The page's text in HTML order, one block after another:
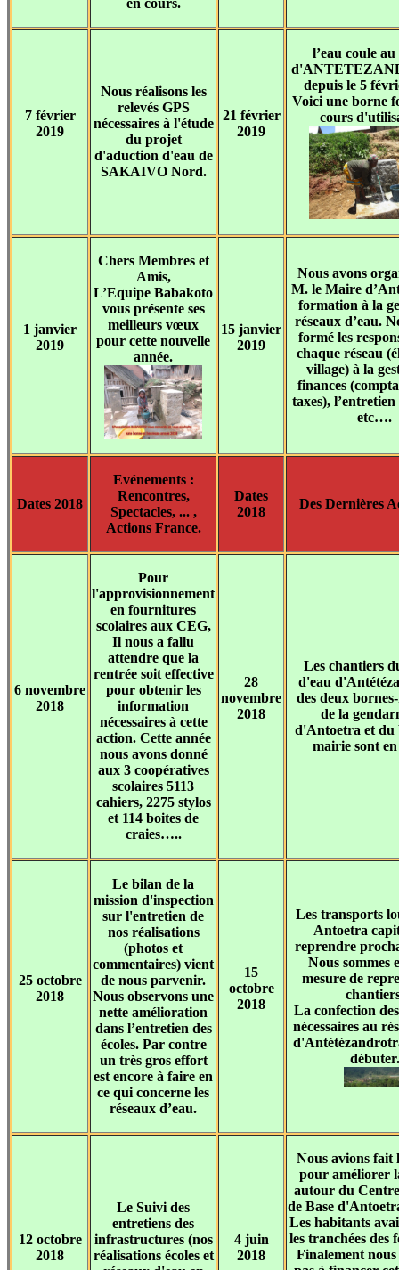
en cours.
7 février
2019
Nous réalisons les
relevés GPS
nécessaires à l'étude
du projet
d'aduction d'eau de
SAKAIVO Nord.
21 février
2019
l’eau coule
depuis le 5
Voici une borne
cours
1 janvier
2019
Chers Membres et
Amis,
L’Equipe Babakoto
vous présente ses
meilleurs vœux
pour cette nouvelle
année.
15 janvier
2019
Nous avons
M. le Maire
formation à la
réseaux d’eau.
formé les
chaque réseau
village) à la
finances
taxes),
etc….
Dates 2018
Evénements :
Rencontres,
Spectacles, ... ,
Actions France.
Dates
2018
Des Dernières
6 novembre
2018
Pour
l'approvisionnement
en fournitures
scolaires aux CEG,
Il nous a fallu
attendre que la
rentrée soit effective
pour obtenir les
information
nécessaires à cette
action. Cette année
nous avons donné
aux 3 coopératives
scolaires 5113
cahiers, 2275 stylos
et 114 boites de
craies…..
28
novembre
2018
Les chantiers
d'eau
des deux
de la
d'Antoetra et du
mairie sont
25 octobre
2018
Le bilan de la
mission d'inspection
sur l'entretien de
nos réalisations
(photos et
commentaires) vient
de nous parvenir.
Nous observons une
nette amélioration
dans l’entretien des
écoles. Par contre
un très gros effort
est encore à faire en
ce qui concerne les
réseaux d’eau.
15
octobre
2018
Les transports
Antoetra
reprendre
Nous sommes
mesure de
La confection
nécessaires au
débuter.
12 octobre
2018
Le Suivi des
entretiens des
infrastructures (nos
réalisations écoles et
4 juin
2018
Nous avions fait
pour améliorer
autour du
de Base
Les habitants
les tranchées des
Finalement